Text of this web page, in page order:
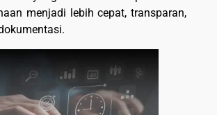
menjadi lebih cepat, transparan,